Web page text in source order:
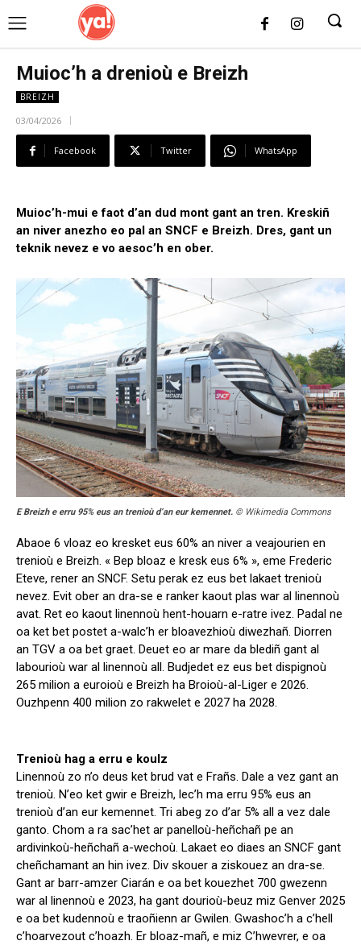
Muioc’h a drenioù e Breizh
BREIZH
03/04/2026
Facebook Twitter WhatsApp
Muioc’h-mui e faot d’an dud mont gant an tren. Kreskiñ
an niver anezho eo pal an SNCF e Breizh. Dres, gant un
teknik nevez e vo aesoc’h en ober.
E Breizh e erru 95% eus an trenioù d’an eur kemennet. © Wikimedia Commons
Abaoe 6 vloaz eo kresket eus 60% an niver a veajourien en
trenioù e Breizh. « Bep bloaz e kresk eus 6% », eme Frederic
Eteve, rener an SNCF. Setu perak ez eus bet lakaet trenioù
nevez. Evit ober an dra-se e ranker kaout plas war al linennoù
avat. Ret eo kaout linennoù hent-houarn e-ratre ivez. Padal ne
oa ket bet postet a-walc’h er bloavezhioù diwezhañ. Diorren
an TGV a oa bet graet. Deuet eo ar mare da blediñ gant al
labourioù war al linennoù all. Budjedet ez eus bet dispignoù
265 milion a euroioù e Breizh ha Broioù-al-Liger e 2026.
Ouzhpenn 400 milion zo rakwelet e 2027 ha 2028.
Trenioù hag a erru e koulz
Linennoù zo n’o deus ket brud vat e Frañs. Dale a vez gant an
trenioù. N’eo ket gwir e Breizh, lec’h ma erru 95% eus an
trenioù d’an eur kemennet. Tri abeg zo d’ar 5% all a vez dale
ganto. Chom a ra sac’het ar panelloù-heñchañ pe an
ardivinkoù-heñchañ a-wechoù. Lakaet eo diaes an SNCF gant
cheñchamant an hin ivez. Div skouer a ziskouez an dra-se.
Gant ar barr-amzer Ciarán e oa bet kouezhet 700 gwezenn
war al linennoù e 2023, ha gant dourioù-beuz miz Genver 2025
e oa bet kudennoù e traoñienn ar Gwilen. Gwashoc’h a c’hell
c’hoarvezout c’hoazh. Er bloaz-mañ, e miz C’hwevrer, e oa